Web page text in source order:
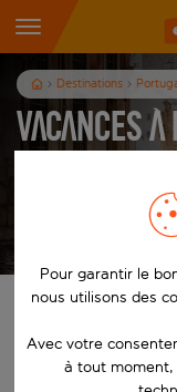
Destinations
Vacances
Afficher les
Trouvez votre
À partir de
Pour garantir le
nous utilisons des
Avec votre
à tout moment,